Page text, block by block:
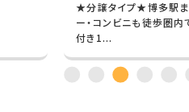
★分譲タイプ★博多駅
ー・コンビニも徒歩圏内
付き1...